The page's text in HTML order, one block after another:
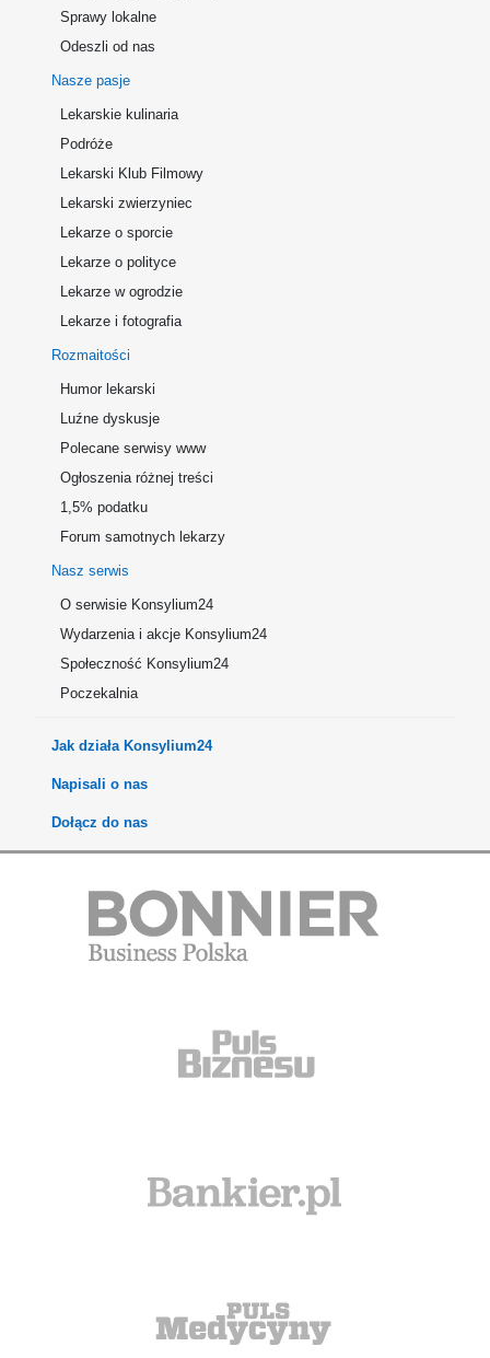
Sprawy lokalne
Odeszli od nas
Nasze pasje
Lekarskie kulinaria
Podróże
Lekarski Klub Filmowy
Lekarski zwierzyniec
Lekarze o sporcie
Lekarze o polityce
Lekarze w ogrodzie
Lekarze i fotografia
Rozmaitości
Humor lekarski
Luźne dyskusje
Polecane serwisy www
Ogłoszenia różnej treści
1,5% podatku
Forum samotnych lekarzy
Nasz serwis
O serwisie Konsylium24
Wydarzenia i akcje Konsylium24
Społeczność Konsylium24
Poczekalnia
Jak działa Konsylium24
Napisali o nas
Dołącz do nas